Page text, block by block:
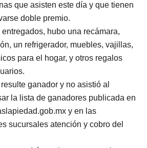
que asisten este día y que tienen
doble premio.
hubo una recámara,
un refrigerador, muebles, vajillas,
para el hogar, y otros regalos
ganador y no asistió al
la lista de ganadores publicada en
y en las
sucursales atención y cobro del